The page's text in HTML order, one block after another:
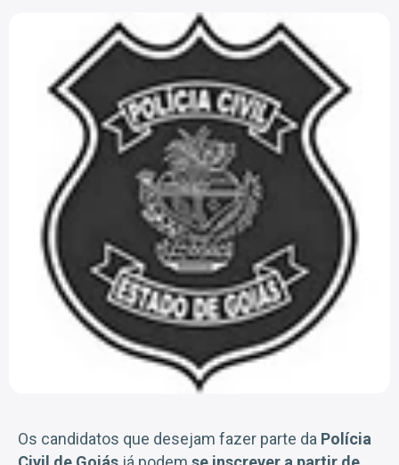
Os candidatos que desejam fazer parte da Polícia